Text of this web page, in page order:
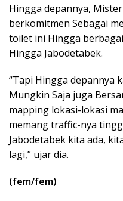
Hingga depannya,
berkomitmen Sebagai
toilet ini Hingga
Hingga Jabodetabek.
“Tapi Hingga depannya
Mungkin Saja juga
mapping lokasi-lokasi
memang traffic-nya
Jabodetabek kita ada,
lagi,” ujar dia.
(fem/fem)